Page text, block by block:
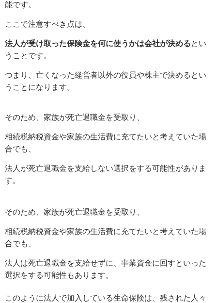
能です。
ここで注意すべき点は、
法人が受け取った保険金を何に使うかは会社が決めるとい
うことです。
つまり、亡くなった経営者以外の役員や株主で決めるとい
うことになります。
そのため、家族が死亡退職金を受取り、
相続税納税資金や家族の生活費に充てたいと考えていた場
合でも、
法人が死亡退職金を支給しない選択をする可能性がありま
す。
そのため、家族が死亡退職金を受取り、
相続税納税資金や家族の生活費に充てたいと考えていた場
合でも、
法人は死亡退職金を支給せずに、事業資金に回すといった
選択をする可能性もあります。
このように法人で加入している生命保険は、残された人々